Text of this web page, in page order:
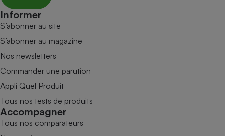
Informer
S’abonner au site
S’abonner au magazine
Nos newsletters
Commander une parution
Appli Quel Produit
Tous nos tests de produits
Accompagner
Tous nos comparateurs